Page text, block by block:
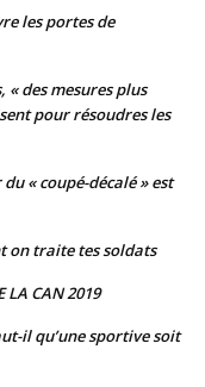
les portes de
« des mesures plus
pour résoudres les
« coupé-décalé » est
on traite tes soldats
LA CAN 2019
il qu’une sportive soit